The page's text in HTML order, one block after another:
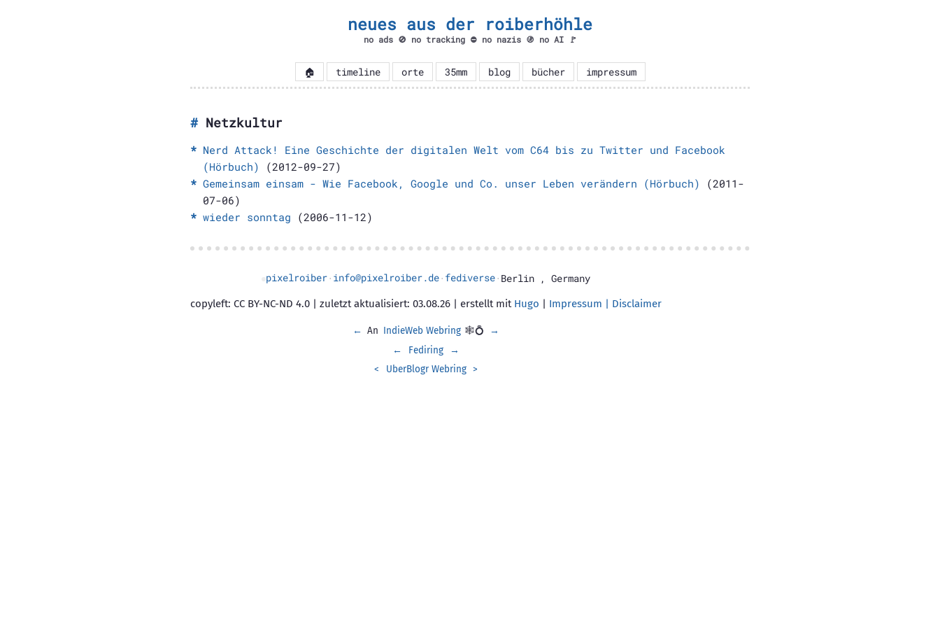
neues aus der roiberhöhle
no ads 🚫 no tracking ⛔ no nazis 🚯 no AI 🚩
🏠 timeline orte 35mm blog bücher impressum
Netzkultur
Nerd Attack! Eine Geschichte der digitalen Welt vom C64 bis zu Twitter und Facebook
(Hörbuch) (2012-09-27)
Gemeinsam einsam - Wie Facebook, Google und Co. unser Leben verändern (Hörbuch) (2011-
07-06)
wieder sonntag (2006-11-12)
pixelroiber· info@pixelroiber.de· fediverse· Berlin , Germany
copyleft: CC BY-NC-ND 4.0 | zuletzt aktualisiert: 03.08.26 | erstellt mit Hugo | Impressum | Disclaimer
← An IndieWeb Webring 🕸💍
→
←
Fediring
→
<
UberBlogr Webring >